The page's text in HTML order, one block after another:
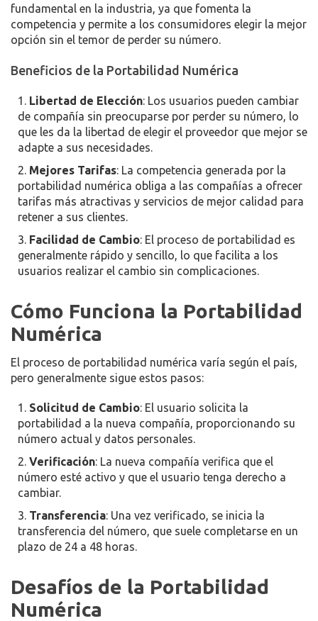
fundamental en la industria, ya que fomenta la
competencia y permite a los consumidores elegir la mejor
opción sin el temor de perder su número.
Beneficios de la Portabilidad Numérica
Libertad de Elección: Los usuarios pueden cambiar
de compañía sin preocuparse por perder su número, lo
que les da la libertad de elegir el proveedor que mejor se
adapte a sus necesidades.
Mejores Tarifas: La competencia generada por la
portabilidad numérica obliga a las compañías a ofrecer
tarifas más atractivas y servicios de mejor calidad para
retener a sus clientes.
Facilidad de Cambio: El proceso de portabilidad es
generalmente rápido y sencillo, lo que facilita a los
usuarios realizar el cambio sin complicaciones.
Cómo Funciona la Portabilidad
Numérica
El proceso de portabilidad numérica varía según el país,
pero generalmente sigue estos pasos:
Solicitud de Cambio: El usuario solicita la
portabilidad a la nueva compañía, proporcionando su
número actual y datos personales.
Verificación: La nueva compañía verifica que el
número esté activo y que el usuario tenga derecho a
cambiar.
Transferencia: Una vez verificado, se inicia la
transferencia del número, que suele completarse en un
plazo de 24 a 48 horas.
Desafíos de la Portabilidad
Numérica